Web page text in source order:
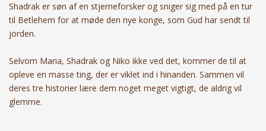
Shadrak er søn af en stjerneforsker og sniger sig med på en tur
til Betlehem for at møde den nye konge, som Gud har sendt til
jorden.
Selvom Maria, Shadrak og Niko ikke ved det, kommer de til at
opleve en masse ting, der er viklet ind i hinanden. Sammen vil
deres tre historier lære dem noget meget vigtigt, de aldrig vil
glemme.